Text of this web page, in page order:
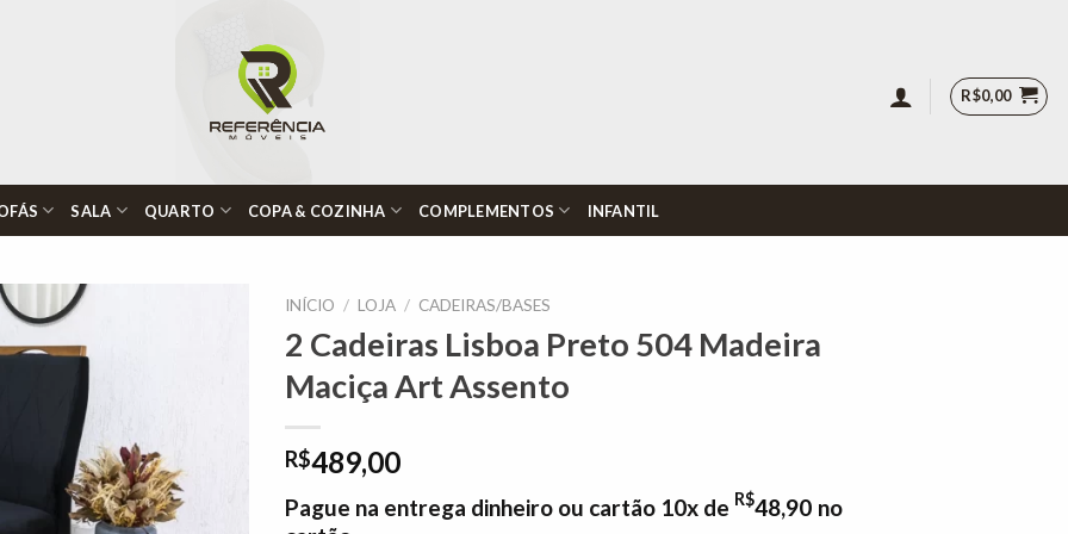
R$0,00
SALA QUARTO COPA & COZINHA COMPLEMENTOS INFANTIL
INÍCIO / LOJA / CADEIRAS/BASES
2 Cadeiras Lisboa Preto 504 Madeira
Maciça Art Assento
R$489,00
Pague na entrega dinheiro ou cartão 10x de R$48,90 no